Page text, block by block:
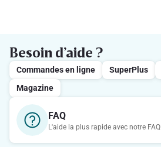
Besoin d’aide ?
Commandes en ligne SuperPlus
Magazine
FAQ
L'aide la plus rapide avec notre FAQ